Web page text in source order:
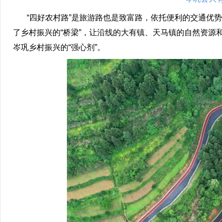
“四好农村路”是旅游路也是致富路，依托便利的交通优
了乡村振兴的“桥梁”，让沿线的大有镇、天马镇的自然资源
岑巩乡村振兴的“强心剂”。